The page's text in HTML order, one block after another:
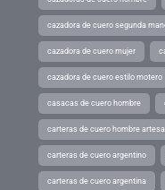
cazadora de cuero segunda
cazadora de cuero mujer
cazadora de cuero estilo motero
casacas de cuero hombre
carteras de cuero hombre
carteras de cuero argentino
carteras de cuero argentina